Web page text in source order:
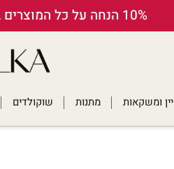
10% הנחה על כל המוצרים באתר (קוד קופון Malka10)
יין ומשקאות מתנות שוקולדים